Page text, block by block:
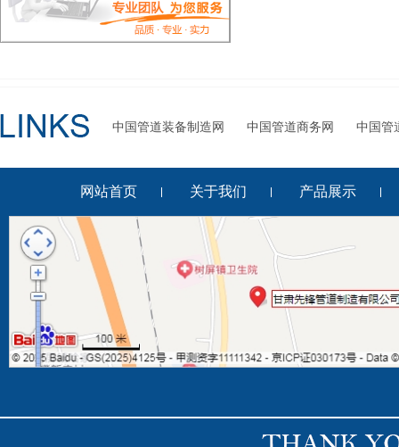
中国管道装备制造网 中国管道商务网 中国管
网站首页 关于我们 产品展示